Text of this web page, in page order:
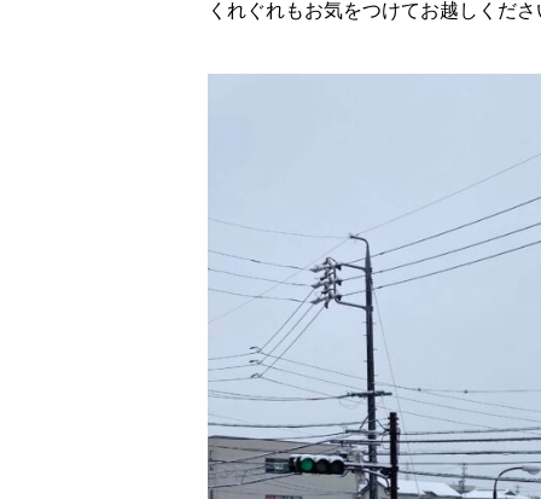
くれぐれもお気をつけてお越しくだ